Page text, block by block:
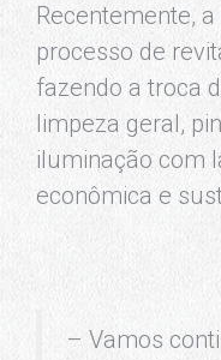
Recentemente,
processo de
fazendo a troca
limpeza geral,
iluminação com
econômica e
– Vamos